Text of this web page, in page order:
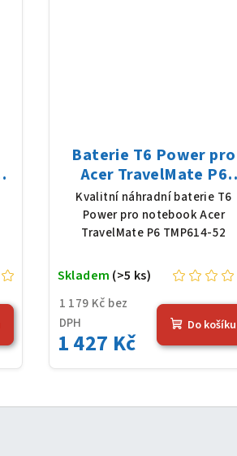
Baterie T6 Power pro
Acer TravelMate P6
TMP614-52, Li-Poly,
11,61 V, 4683 mAh (54,36
Wh), černá
Kvalitní náhradní baterie T6
Power pro notebook Acer
TravelMate P6 TMP614-52
1 179 Kč bez
DPH
1 427 Kč
Skladem (>5 ks)
Do košíku